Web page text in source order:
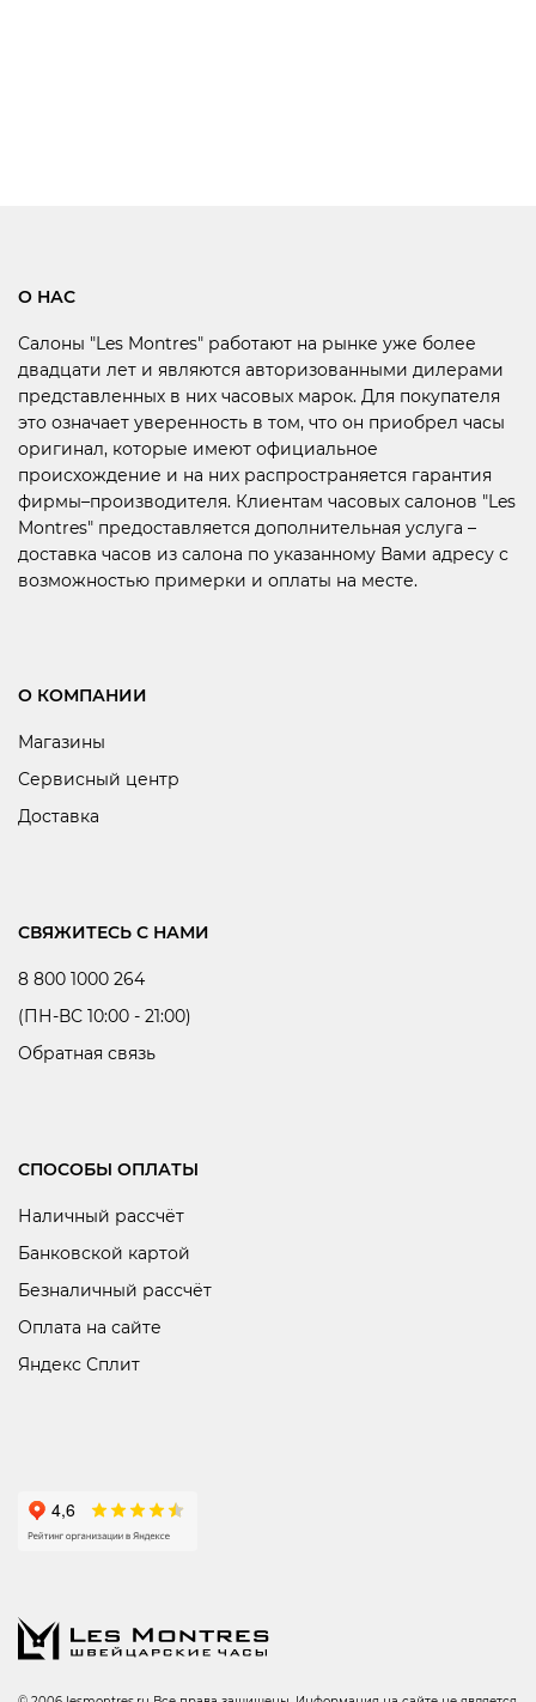
О НАС
Салоны "Les Montres" работают на рынке уже более
двадцати лет и являются авторизованными дилерами
представленных в них часовых марок. Для покупателя
это означает уверенность в том, что он приобрел часы
оригинал, которые имеют официальное
происхождение и на них распространяется гарантия
фирмы–производителя. Клиентам часовых салонов "Les
Montres" предоставляется дополнительная услуга –
доставка часов из салона по указанному Вами адресу с
возможностью примерки и оплаты на месте.
О КОМПАНИИ
Магазины
Сервисный центр
Доставка
СВЯЖИТЕСЬ С НАМИ
8 800 1000 264
(ПН-ВС 10:00 - 21:00)
Обратная связь
СПОСОБЫ ОПЛАТЫ
Наличный рассчёт
Банковской картой
Безналичный рассчёт
Оплата на сайте
Яндекс Сплит